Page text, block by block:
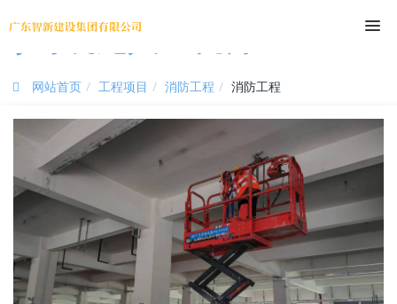
尊时凯龙人生就博
网站首页 工程项目 消防工程 消防工程